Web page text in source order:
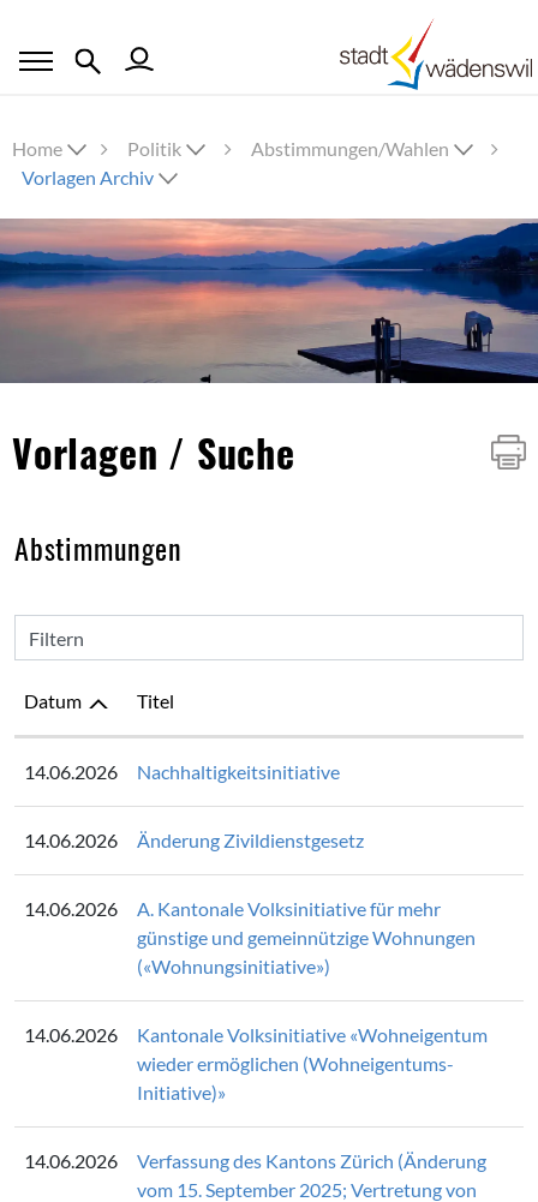
Home Politik
Abstimmungen/Wahlen
Vorlagen Archiv
Vorlagen / Suche
Abstimmungen
Filtern
Datum Titel
14.06.2026 Nachhaltigkeitsinitiative
14.06.2026 Änderung Zivildienstgesetz
14.06.2026
A. Kantonale Volksinitiative für mehr
günstige und gemeinnützige Wohnungen
(«Wohnungsinitiative»)
14.06.2026
Kantonale Volksinitiative «Wohneigentum
wieder ermöglichen (Wohneigentums-
Initiative)»
14.06.2026
Verfassung des Kantons Zürich (Änderung
vom 15. September 2025; Vertretung von